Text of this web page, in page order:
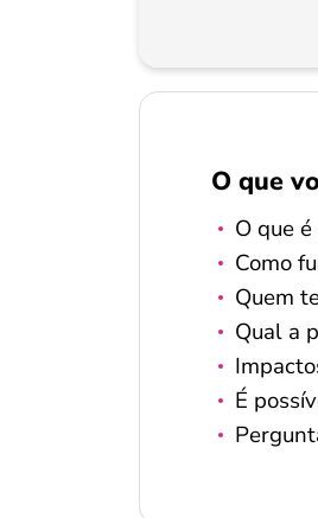
O que
O que
Como
Quem
Qual a
É